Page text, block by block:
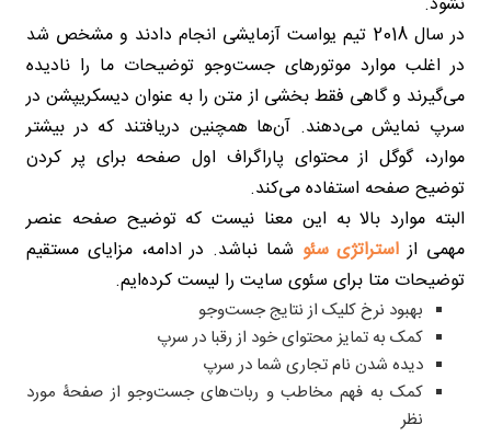
در سال 2018 تیم یواست آزمایشی انجام دادند و مشخص شد
در اغلب موارد موتورهای جست‌وجو توضیحات ما را نادیده
می‌گیرند و گاهی فقط بخشی از متن را به عنوان دیسکریپشن در
سرپ نمایش می‌دهند. آن‌ها همچنین دریافتند که در بیشتر
موارد، گوگل از محتوای پاراگراف اول صفحه برای پر کردن
توضیح صفحه استفاده می‌کند.
البته موارد بالا به این معنا نیست که توضیح صفحه عنصر
مهمی از استراتژی سئو شما نباشد. در ادامه، مزایای مستقیم
توضیحات متا برای سئوی سایت را لیست کرده‌ایم.
بهبود نرخ کلیک از نتایج جست‌وجو
کمک به تمایز محتوای خود از رقبا در سرپ
دیده شدن نام تجاری شما در سرپ
کمک به فهم مخاطب و ربات‌های جست‌وجو از صفحۀ مورد
نظر